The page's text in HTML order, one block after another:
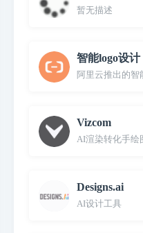
暂无描述
智能logo设计
阿里云推出的智
Vizcom
AI渲染转化手绘
Designs.ai
AI设计工具